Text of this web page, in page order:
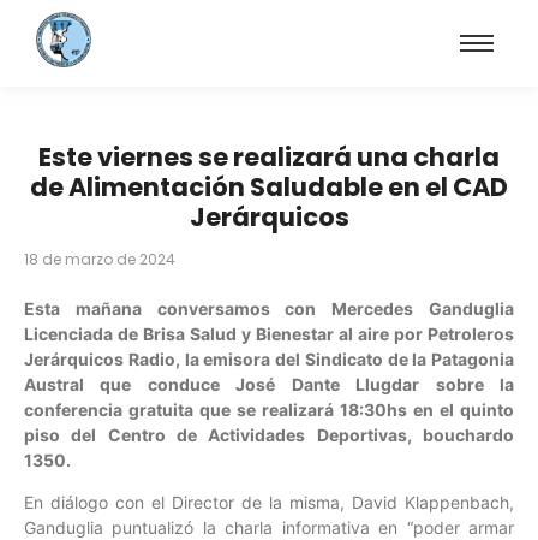
Este viernes se realizará una charla
de Alimentación Saludable en el CAD
Jerárquicos
18 de marzo de 2024
Esta mañana conversamos con Mercedes Ganduglia
Licenciada de Brisa Salud y Bienestar al aire por Petroleros
Jerárquicos Radio, la emisora del Sindicato de la Patagonia
Austral que conduce José Dante Llugdar sobre la
conferencia gratuita que se realizará 18:30hs en el quinto
piso del Centro de Actividades Deportivas, bouchardo
1350.
En diálogo con el Director de la misma, David Klappenbach,
Ganduglia puntualizó la charla informativa en “poder armar